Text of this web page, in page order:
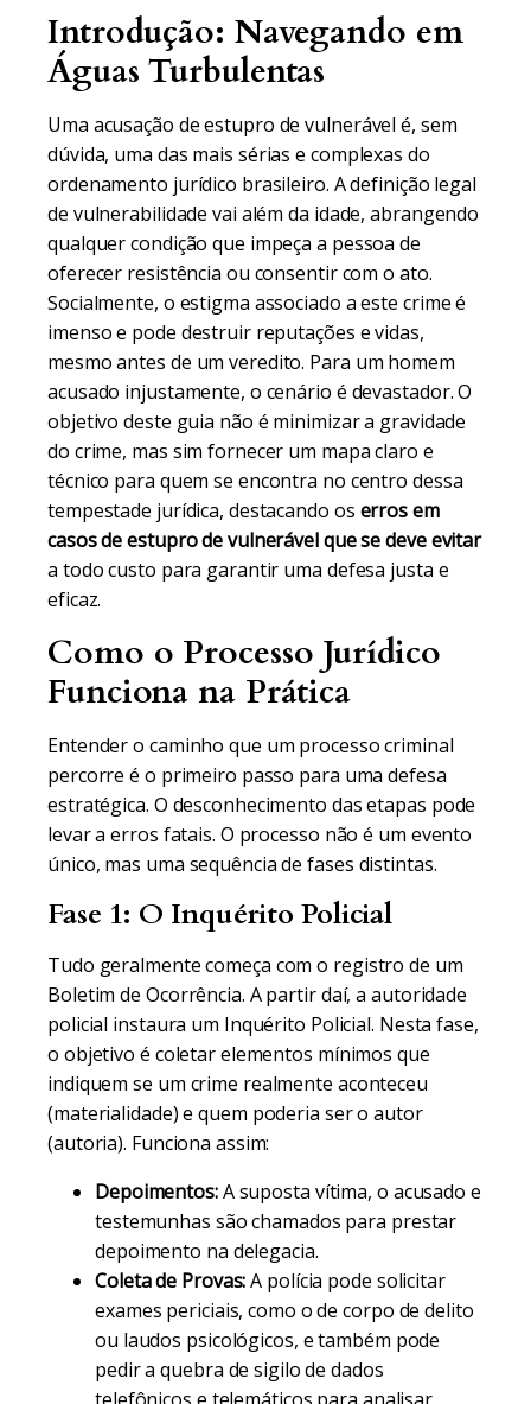
Introdução: Navegando em
Águas Turbulentas
Uma acusação de estupro de vulnerável é, sem
dúvida, uma das mais sérias e complexas do
ordenamento jurídico brasileiro. A definição legal
de vulnerabilidade vai além da idade, abrangendo
qualquer condição que impeça a pessoa de
oferecer resistência ou consentir com o ato.
Socialmente, o estigma associado a este crime é
imenso e pode destruir reputações e vidas,
mesmo antes de um veredito. Para um homem
acusado injustamente, o cenário é devastador. O
objetivo deste guia não é minimizar a gravidade
do crime, mas sim fornecer um mapa claro e
técnico para quem se encontra no centro dessa
tempestade jurídica, destacando os erros em
casos de estupro de vulnerável que se deve evitar
a todo custo para garantir uma defesa justa e
eficaz.
Como o Processo Jurídico
Funciona na Prática
Entender o caminho que um processo criminal
percorre é o primeiro passo para uma defesa
estratégica. O desconhecimento das etapas pode
levar a erros fatais. O processo não é um evento
único, mas uma sequência de fases distintas.
Fase 1: O Inquérito Policial
Tudo geralmente começa com o registro de um
Boletim de Ocorrência. A partir daí, a autoridade
policial instaura um Inquérito Policial. Nesta fase,
o objetivo é coletar elementos mínimos que
indiquem se um crime realmente aconteceu
(materialidade) e quem poderia ser o autor
(autoria). Funciona assim:
Depoimentos:A suposta vítima, o acusado e
testemunhas são chamados para prestar
depoimento na delegacia.
Coleta de Provas:A polícia pode solicitar
exames periciais, como o de corpo de delito
ou laudos psicológicos, e também pode
pedir a quebra de sigilo de dados